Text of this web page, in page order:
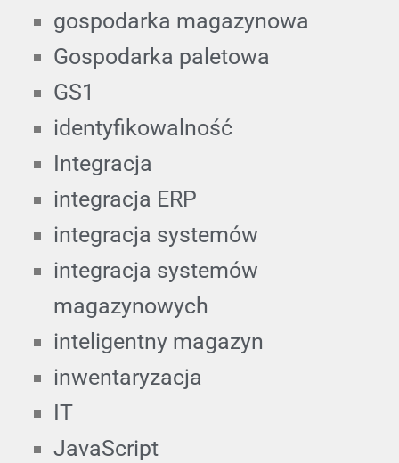
gospodarka magazynowa
Gospodarka paletowa
GS1
identyfikowalność
Integracja
integracja ERP
integracja systemów
integracja systemów
magazynowych
inteligentny magazyn
inwentaryzacja
IT
JavaScript